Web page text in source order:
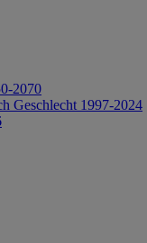
2070
Geschlecht 1997-2024